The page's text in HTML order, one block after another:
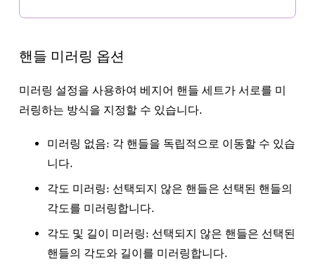
핸들 미러링 옵션
미러링 설정을 사용하여 베지어 핸들 세트가 서로를 미
러링하는 방식을 지정할 수 있습니다.
미러링 없음: 각 핸들을 독립적으로 이동할 수 있습
니다.
각도 미러링: 선택되지 않은 핸들은 선택된 핸들의
각도를 미러링합니다.
각도 및 길이 미러링: 선택되지 않은 핸들은 선택된
핸들의 각도와 길이를 미러링합니다.